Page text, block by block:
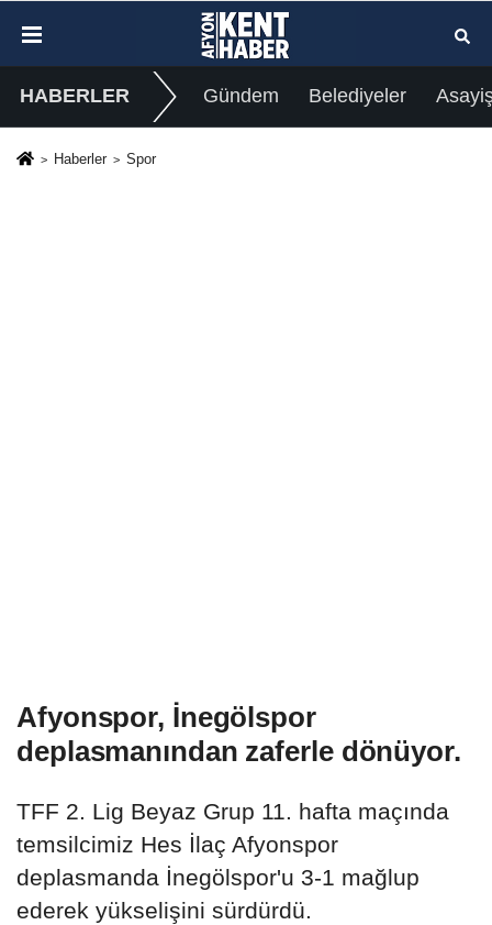
HABERLER Gündem Belediyeler
Haberler Spor
Afyonspor, İnegölspor
deplasmanından zaferle dönüyor.
TFF 2. Lig Beyaz Grup 11. hafta maçında
temsilcimiz Hes İlaç Afyonspor
deplasmanda İnegölspor'u 3-1 mağlup
ederek yükselişini sürdürdü.